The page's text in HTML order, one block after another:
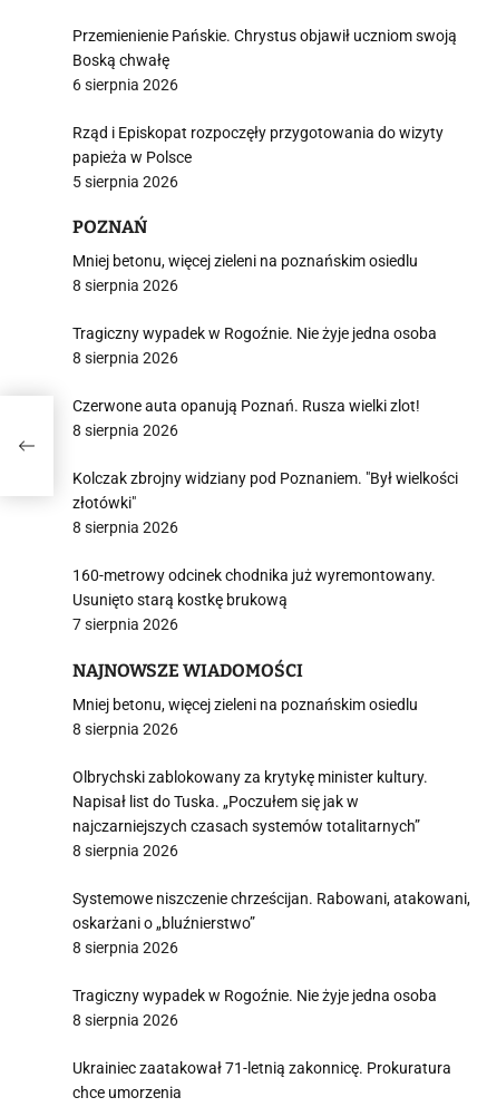
Przemienienie Pańskie. Chrystus objawił uczniom swoją
Boską chwałę
6 sierpnia 2026
Rząd i Episkopat rozpoczęły przygotowania do wizyty
papieża w Polsce
5 sierpnia 2026
POZNAŃ
Mniej betonu, więcej zieleni na poznańskim osiedlu
8 sierpnia 2026
Tragiczny wypadek w Rogoźnie. Nie żyje jedna osoba
8 sierpnia 2026
Czerwone auta opanują Poznań. Rusza wielki zlot!
8 sierpnia 2026
Kolczak zbrojny widziany pod Poznaniem. "Był wielkości
złotówki"
8 sierpnia 2026
160-metrowy odcinek chodnika już wyremontowany.
Usunięto starą kostkę brukową
7 sierpnia 2026
NAJNOWSZE WIADOMOŚCI
Mniej betonu, więcej zieleni na poznańskim osiedlu
8 sierpnia 2026
Olbrychski zablokowany za krytykę minister kultury.
Napisał list do Tuska. „Poczułem się jak w
najczarniejszych czasach systemów totalitarnych”
8 sierpnia 2026
Systemowe niszczenie chrześcijan. Rabowani, atakowani,
oskarżani o „bluźnierstwo”
8 sierpnia 2026
Tragiczny wypadek w Rogoźnie. Nie żyje jedna osoba
8 sierpnia 2026
Ukrainiec zaatakował 71-letnią zakonnicę. Prokuratura
chce umorzenia